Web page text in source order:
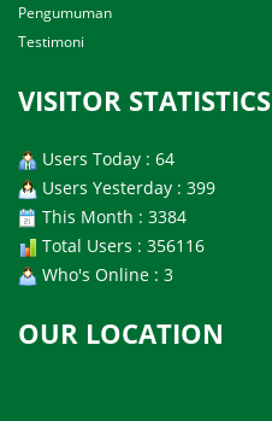
Pengumuman
Testimoni
VISITOR STATISTICS
Users Today : 64
Users Yesterday : 399
This Month : 3384
Total Users : 356116
Who's Online : 3
OUR LOCATION